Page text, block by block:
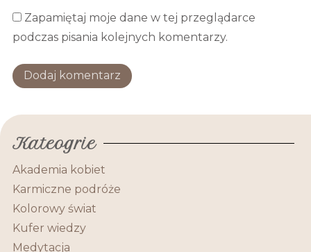
Zapamiętaj moje dane w tej przeglądarce
podczas pisania kolejnych komentarzy.
Kateogrie
Akademia kobiet
Karmiczne podróże
Kolorowy świat
Kufer wiedzy
Medytacja